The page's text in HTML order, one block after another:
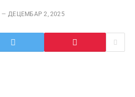
ДЕЦЕМБАР 2, 2025